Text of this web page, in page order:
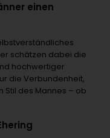
einen
schätzen dabei die
hochwertiger
die Verbundenheit,
des Mannes – ob